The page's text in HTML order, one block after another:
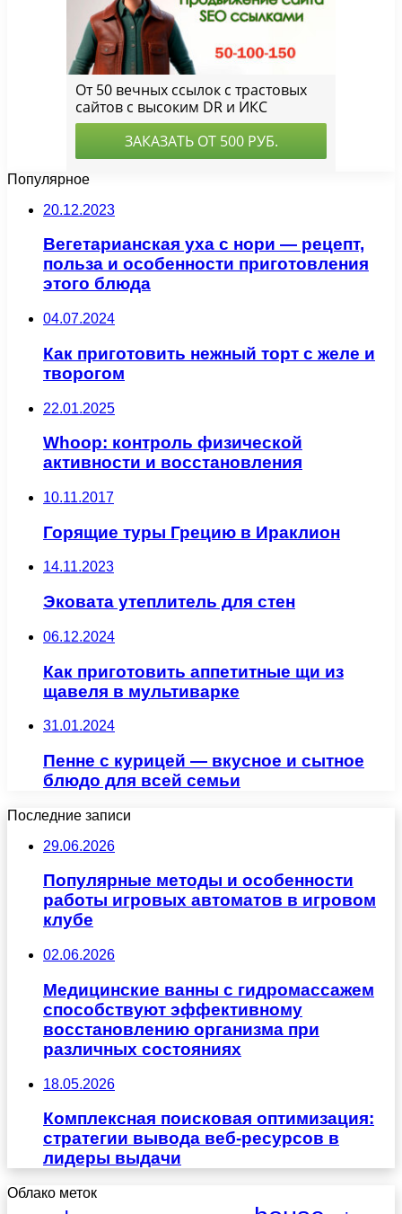
Популярное
20.12.2023
Вегетарианская уха с нори — рецепт,
польза и особенности приготовления
этого блюда
04.07.2024
Как приготовить нежный торт с желе и
творогом
22.01.2025
Whoop: контроль физической
активности и восстановления
10.11.2017
Горящие туры Грецию в Ираклион
14.11.2023
Эковата утеплитель для стен
06.12.2024
Как приготовить аппетитные щи из
щавеля в мультиварке
31.01.2024
Пенне с курицей — вкусное и сытное
блюдо для всей семьи
Последние записи
29.06.2026
Популярные методы и особенности
работы игровых автоматов в игровом
клубе
02.06.2026
Медицинские ванны с гидромассажем
способствуют эффективному
восстановлению организма при
различных состояниях
18.05.2026
Комплексная поисковая оптимизация:
стратегии вывода веб-ресурсов в
лидеры выдачи
Облако меток